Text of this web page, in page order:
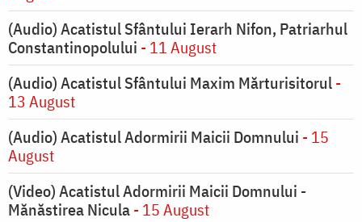
(Audio) Acatistul Sfântului Ierarh Nifon, Patriarhul
Constantinopolului - 11 August
(Audio) Acatistul Sfântului Maxim Mărturisitorul-
13 August
(Audio) Acatistul Adormirii Maicii Domnului - 15
August
(Video) Acatistul Adormirii Maicii Domnului -
Mănăstirea Nicula- 15 August